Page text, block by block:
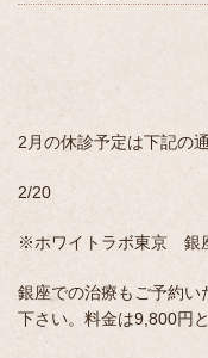
2月の休診予定は下記の
2/20
※ホワイトラボ東京 銀
銀座での治療もご予約
下さい。料金は9,800円